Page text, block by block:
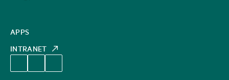
APPS
INTRANET